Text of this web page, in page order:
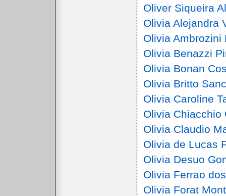
Oliver Siqueira
Olivia Alejandra
Olivia Ambrozini
Olivia Benazzi
Olivia Bonan
Olivia Britto
Olivia Caroline
Olivia Chiacchio
Olivia Claudio
Olivia de Lucas
Olivia Desuo
Olivia Ferrao
Olivia Forat